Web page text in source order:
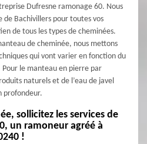
Dufresne ramonage 60. Nous
de Bachivillers pour toutes vos
de tous les types de cheminées.
de cheminée, nous mettons
qui vont varier en fonction du
le manteau en pierre par
naturels et de l’eau de javel
profondeur.
sollicitez les services de
un ramoneur agréé à
!